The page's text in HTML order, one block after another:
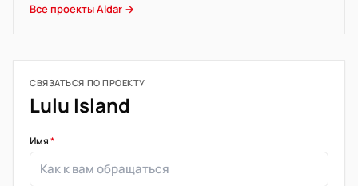
Все проекты Aldar →
СВЯЗАТЬСЯ ПО ПРОЕКТУ
Lulu Island
Имя*